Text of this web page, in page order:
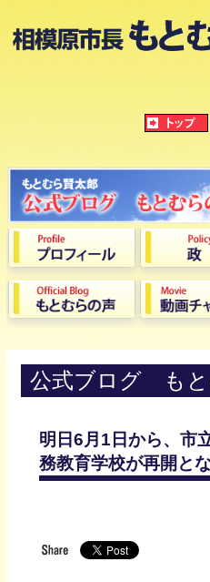
公式ブログ もと
明日6月1日から、市
務教育学校が再開とな